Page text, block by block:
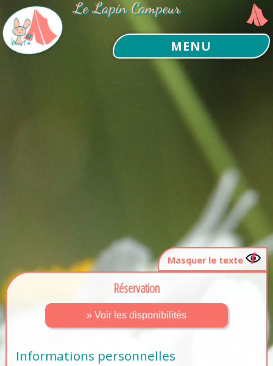
Le Lapin Campeur
MENU
Masquer le texte
Réservation
» Voir les disponibilités
Informations personnelles